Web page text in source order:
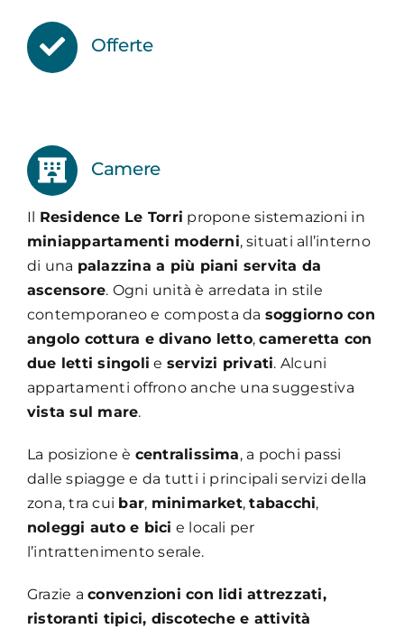
Offerte
Camere
Il Residence Le Torri propone sistemazioni in
miniappartamenti moderni, situati all’interno
di una palazzina a più piani servita da
ascensore. Ogni unità è arredata in stile
contemporaneo e composta da soggiorno con
angolo cottura e divano letto,cameretta con
due letti singoli e servizi privati. Alcuni
appartamenti offrono anche una suggestiva
vista sul mare.
La posizione è centralissima, a pochi passi
dalle spiagge e da tutti i principali servizi della
zona, tra cui bar, minimarket,tabacchi,
noleggi auto e bici e locali per
l’intrattenimento serale.
Grazie aconvenzioni con lidi attrezzati,
ristoranti tipici, discoteche e attività